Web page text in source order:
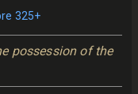
325+
possession of the